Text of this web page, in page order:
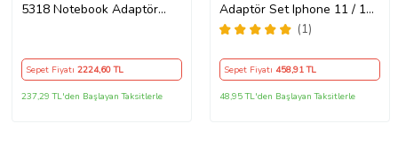
5318 Notebook Adaptör
Sepet Fiyatı 2224,60 TL
237,29 TL'den Başlayan Taksitlerle
Adaptör Set Iphone 11 / 12 /
13 / Pro / Pro Max Uyumlu
(1)
Sepet Fiyatı 458,91 TL
48,95 TL'den Başlayan Taksitlerle